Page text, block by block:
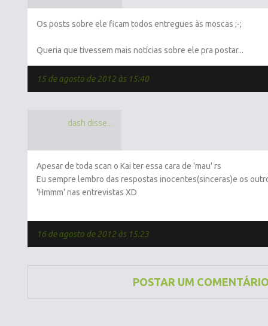
Os posts sobre ele ficam todos entregues às moscas ;-;
Queria que tivessem mais notícias sobre ele pra postar...
15 de agosto de 2012 às 15:40
dash disse...
Apesar de toda scan o Kai ter essa cara de 'mau' rs
Eu sempre lembro das respostas inocentes(sinceras)e os
'Hmmm' nas entrevistas XD
16 de agosto de 2012 às 15:23
POSTAR UM